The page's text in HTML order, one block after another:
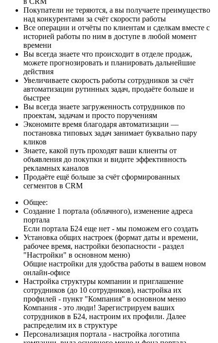
Покупатели не теряются, а вы получаете преимущество
над конкурентами за счёт скорости работы
Все операции и отчёты по клиентам и сделкам вместе с
историей работы по ним в доступе в любой момент
времени
Вы всегда знаете что происходит в отделе продаж,
можете прогнозировать и планировать дальнейшие
действия
Увеличиваете скорость работы сотрудников за счёт
автоматизации рутинных задач, продаёте больше и
быстрее
Вы всегда знаете загруженность сотрудников по
проектам, задачам и просто поручениям
Экономите время благодаря автоматизации —
постановка типовых задач занимает буквально пару
кликов
Знаете, какой путь проходят ваши клиенты от
объявления до покупки и видите эффективность
рекламных каналов
Продаёте ещё больше за счёт сформированных
сегментов в CRM
Общее:
Создание 1 портала (облачного), изменение адреса
портала
Если портала Б24 еще нет - мы поможем его создать
Установка общих настроек (формат даты и времени,
рабочее время, настройки безопасности - раздел
"Настройки" в основном меню)
Общие настройки для удобства работы в вашем новом
онлайн-офисе
Настройка структуры компании и приглашение
сотрудников (до 10 сотрудников), настройка их
профилей - пункт "Компания" в основном меню
Компания - это люди! Зарегистрируем ваших
сотрудников в Б24, настроим их профили. Далее
распределим их в структуре
Персонализация портала - настройка логотипа